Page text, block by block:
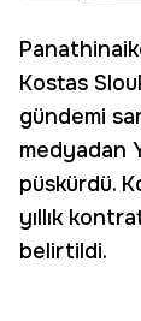
Kostas
gündemi
medyadan
püskürdü.
yıllık
belirtildi.